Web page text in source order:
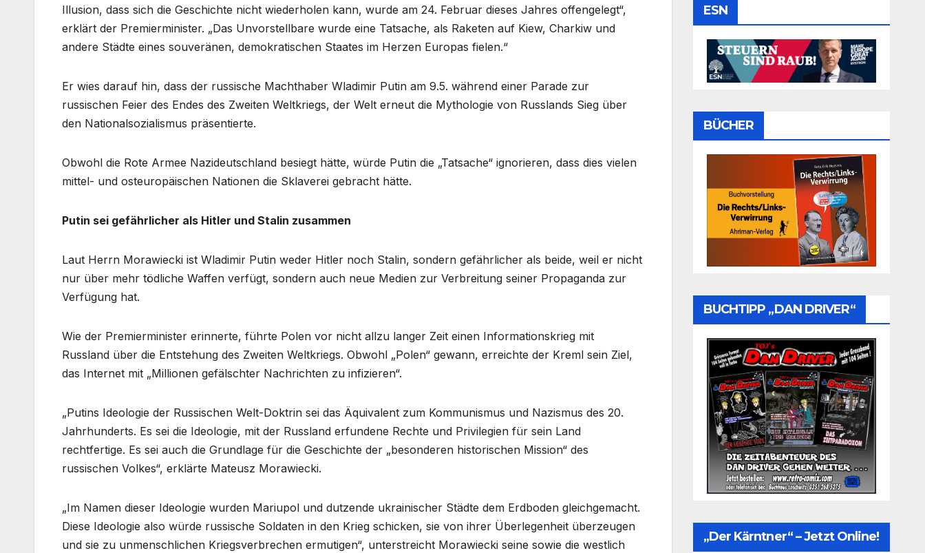
Illusion, dass sich die Geschichte nicht wiederholen kann, wurde am 24. Februar dieses Jahres offengelegt“,
erklärt der Premierminister. „Das Unvorstellbare wurde eine Tatsache, als Raketen auf Kiew, Charkiw und
andere Städte eines souveränen, demokratischen Staates im Herzen Europas fielen.“
Er wies darauf hin, dass der russische Machthaber Wladimir Putin am 9.5. während einer Parade zur
russischen Feier des Endes des Zweiten Weltkriegs, der Welt erneut die Mythologie von Russlands Sieg über
den Nationalsozialismus präsentierte.
Obwohl die Rote Armee Nazideutschland besiegt hätte, würde Putin die „Tatsache“ ignorieren, dass dies vielen
mittel- und osteuropäischen Nationen die Sklaverei gebracht hätte.
Putin sei gefährlicher als Hitler und Stalin zusammen
Laut Herrn Morawiecki ist Wladimir Putin weder Hitler noch Stalin, sondern gefährlicher als beide, weil er nicht
nur über mehr tödliche Waffen verfügt, sondern auch neue Medien zur Verbreitung seiner Propaganda zur
Verfügung hat.
Wie der Premierminister erinnerte, führte Polen vor nicht allzu langer Zeit einen Informationskrieg mit
Russland über die Entstehung des Zweiten Weltkriegs. Obwohl „Polen“ gewann, erreichte der Kreml sein Ziel,
das Internet mit „Millionen gefälschter Nachrichten zu infizieren“.
„Putins Ideologie der Russischen Welt-Doktrin sei das Äquivalent zum Kommunismus und Nazismus des 20.
Jahrhunderts. Es sei die Ideologie, mit der Russland erfundene Rechte und Privilegien für sein Land
rechtfertige. Es sei auch die Grundlage für die Geschichte der „besonderen historischen Mission“ des
russischen Volkes“, erklärte Mateusz Morawiecki.
„Im Namen dieser Ideologie wurden Mariupol und dutzende ukrainischer Städte dem Erdboden gleichgemacht.
Diese Ideologie also würde russische Soldaten in den Krieg schicken, sie von ihrer Überlegenheit überzeugen
und sie zu unmenschlichen Kriegsverbrechen ermutigen“, unterstreicht Morawiecki seine sowie die westlich
ESN
BÜCHER
BUCHTIPP „DAN DRIVER“
„Der Kärntner“ – Jetzt Online!